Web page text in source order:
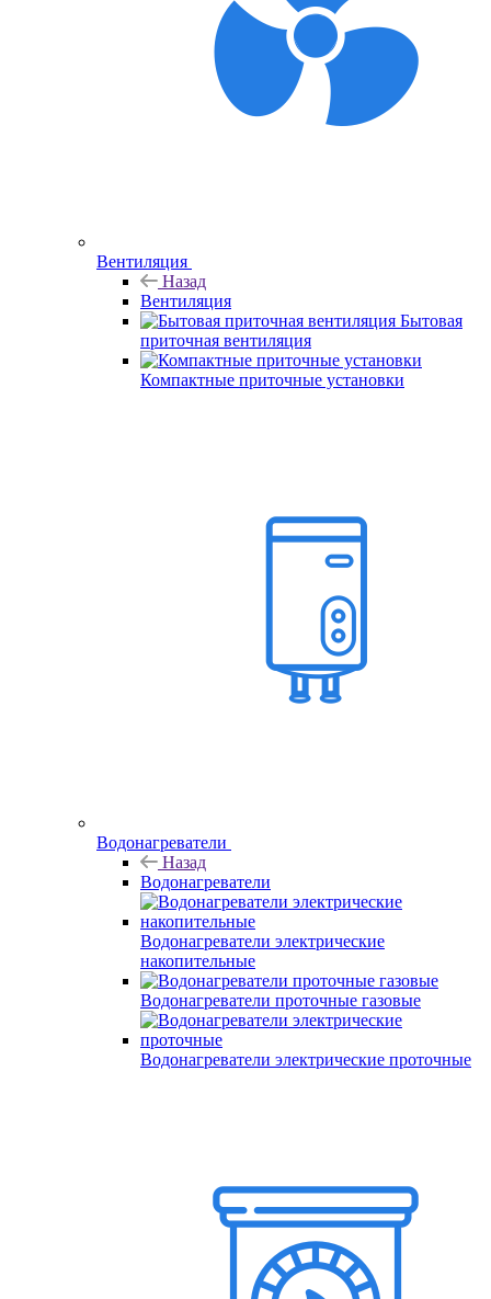
Вентиляция
Назад
Вентиляция
Бытовая
приточная вентиляция
Компактные приточные установки
Водонагреватели
Назад
Водонагреватели
Водонагреватели электрические
накопительные
Водонагреватели проточные газовые
Водонагреватели электрические проточные